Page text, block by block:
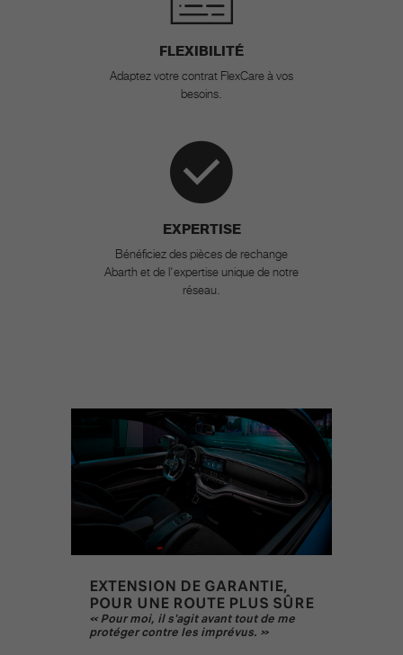
FLEXIBILITÉ
Adaptez votre contrat FlexCare à vos
besoins.
EXPERTISE
Bénéficiez des pièces de rechange
Abarth et de l'expertise unique de notre
réseau.
EXTENSION DE GARANTIE,
POUR UNE ROUTE PLUS SÛRE
« Pour moi, il s'agit avant tout de me
protéger contre les imprévus. »